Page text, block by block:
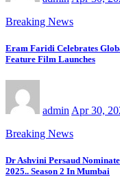
Breaking News
Eram Faridi Celebrates
Feature Film Launches
admin Apr 30,
Breaking News
Dr Ashvini Persaud
2025.. Season 2 In Mumbai